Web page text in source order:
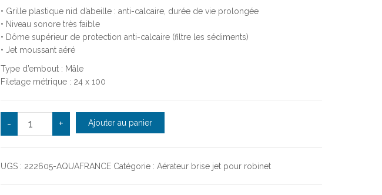
• Grille plastique nid d’abeille : anti-calcaire, durée de vie prolongée
• Niveau sonore très faible
• Dôme supérieur de protection anti-calcaire (filtre les sédiments)
• Jet moussant aéré
Type d’embout : Mâle
Filetage métrique : 24 x 100
- quantité de Aérateur standard M 24 x 100 - AQUAFRANCE
+ Ajouter au panier
UGS : 222605-AQUAFRANCE Catégorie : Aérateur brise jet pour robinet